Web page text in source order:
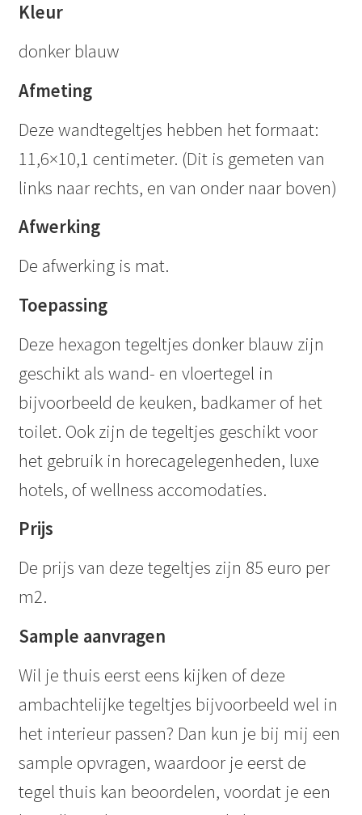
Kleur
donker blauw
Afmeting
Deze wandtegeltjes hebben het formaat:
11,6×10,1 centimeter. (Dit is gemeten van
links naar rechts, en van onder naar boven)
Afwerking
De afwerking is mat.
Toepassing
Deze hexagon tegeltjes donker blauw zijn
geschikt als wand- en vloertegel in
bijvoorbeeld de keuken, badkamer of het
toilet. Ook zijn de tegeltjes geschikt voor
het gebruik in horecagelegenheden, luxe
hotels, of wellness accomodaties.
Prijs
De prijs van deze tegeltjes zijn 85 euro per
m2.
Sample aanvragen
Wil je thuis eerst eens kijken of deze
ambachtelijke tegeltjes bijvoorbeeld wel in
het interieur passen? Dan kun je bij mij een
sample opvragen, waardoor je eerst de
tegel thuis kan beoordelen, voordat je een